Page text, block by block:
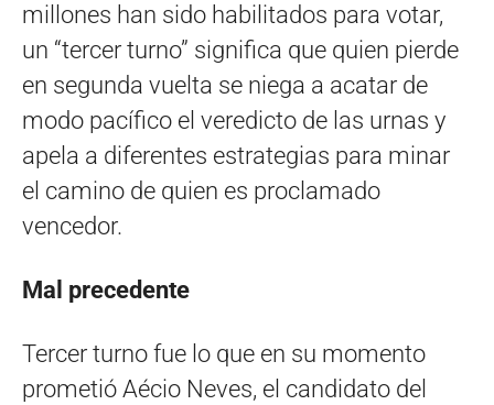
millones han sido habilitados para votar,
un “tercer turno” significa que quien pierde
en segunda vuelta se niega a acatar de
modo pacífico el veredicto de las urnas y
apela a diferentes estrategias para minar
el camino de quien es proclamado
vencedor.
Mal precedente
Tercer turno fue lo que en su momento
prometió Aécio Neves, el candidato del